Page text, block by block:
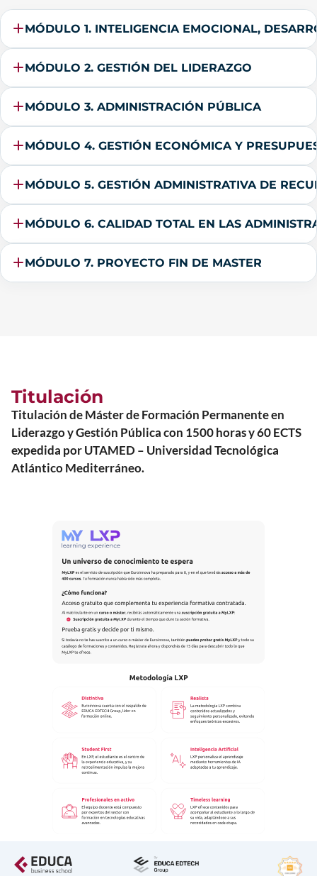
MÓDULO 1. INTELIGENCIA EMOCIONAL,
MÓDULO 2. GESTIÓN DEL LIDERAZGO
MÓDULO 3. ADMINISTRACIÓN PÚBLICA
MÓDULO 4. GESTIÓN ECONÓMICA Y
MÓDULO 5. GESTIÓN ADMINISTRATIVA DE
MÓDULO 6. CALIDAD TOTAL EN LAS
MÓDULO 7. PROYECTO FIN DE MASTER
Titulación
Titulación de Máster de Formación Permanente en
Liderazgo y Gestión Pública con 1500 horas y 60 ECTS
expedida por UTAMED – Universidad Tecnológica
Atlántico Mediterráneo.